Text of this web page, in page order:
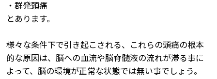
・群発頭痛
とあります。
様々な条件下で引き起こされる、これらの頭痛の根本
的な原因は、脳への血流や脳脊髄液の流れが滞る事に
よって、脳の環境が正常な状態では無い事でしょう。